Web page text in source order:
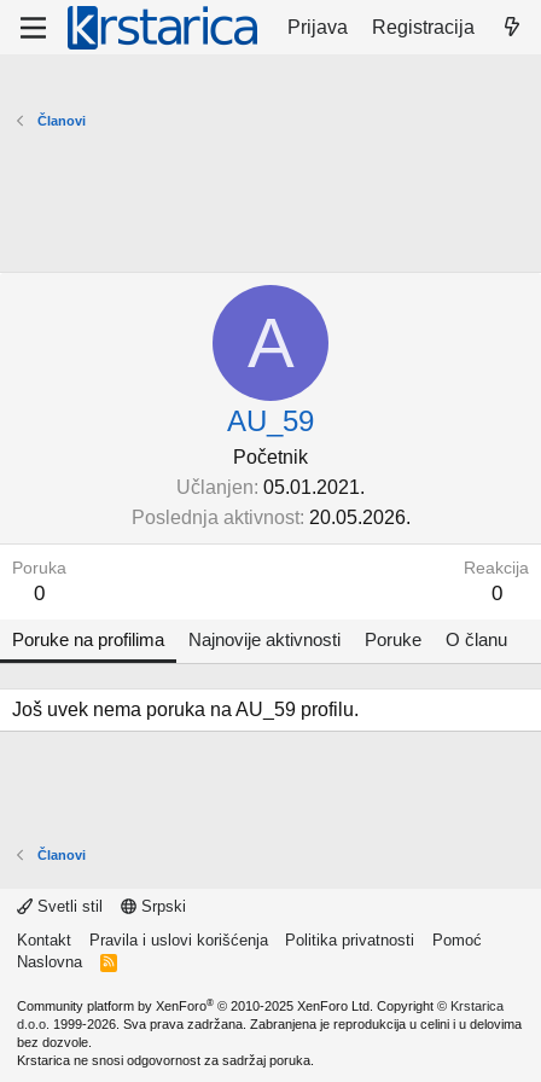
Prijava Registracija
Članovi
A
AU_59
Početnik
Učlanjen 05.01.2021.
Poslednja aktivnost 20.05.2026.
Poruka
0
Reakcija
0
Poruke na profilima Najnovije aktivnosti Poruke O članu
Još uvek nema poruka na AU_59 profilu.
Članovi
Svetli stil
Srpski
Kontakt
Pravila i uslovi korišćenja Politika privatnosti
Pomoć
Naslovna
R
Community platform by XenForo® © 2010-2025 XenForo Ltd. Copyright © Krstarica
d.o.o. 1999-2026. Sva prava zadržana. Zabranjena je reprodukcija u celini i u delovima
bez dozvole.
Krstarica ne snosi odgovornost za sadržaj poruka.